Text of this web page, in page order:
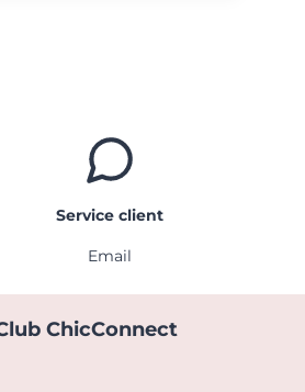
Service client
Email
ChicConnect